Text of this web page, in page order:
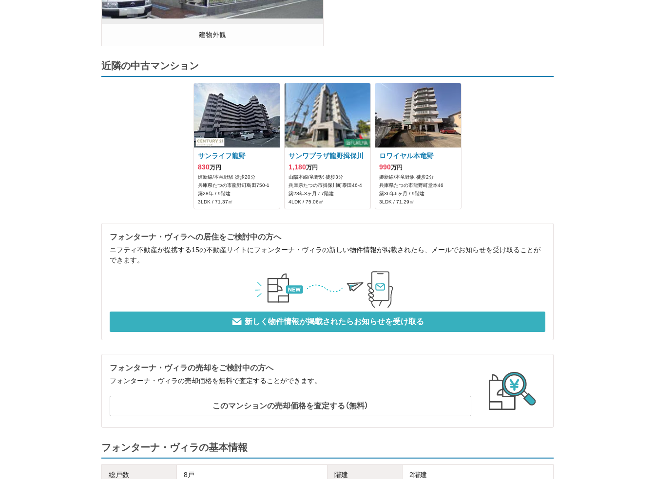
建物外観
近隣の中古マンション
サンライフ龍野
830万円
姫新線/本竜野駅 徒歩20分
兵庫県たつの市龍野町島田750‐1
築28年 / 9階建
3LDK / 71.37㎡
サンワプラザ龍野揖保川
1,180万円
山陽本線/竜野駅 徒歩3分
兵庫県たつの市揖保川町黍田46‐4
築28年3ヶ月 / 7階建
4LDK / 75.06㎡
ロワイヤル本竜野
990万円
姫新線/本竜野駅 徒歩2分
兵庫県たつの市龍野町堂本46
築36年6ヶ月 / 9階建
3LDK / 71.29㎡
フォンターナ・ヴィラへの居住をご検討中の方へ
ニフティ不動産が提携する15の不動産サイトにフォンターナ・ヴィラの新しい物件情報が掲載されたら、メールでお知らせを受け取ることが
できます。
新しく物件情報が掲載されたらお知らせを受け取る
フォンターナ・ヴィラの売却をご検討中の方へ
フォンターナ・ヴィラの売却価格を無料で査定することができます。
このマンションの売却価格を査定する（無料）
フォンターナ・ヴィラの基本情報
総戸数 8戸 階建 2階建